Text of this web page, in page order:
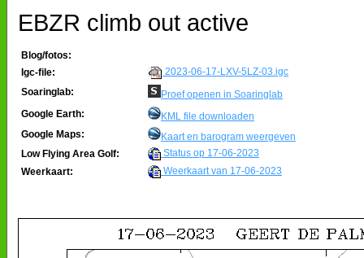
EBZR climb out active
Blog/fotos:
Igc-file:
2023-06-17-LXV-5LZ-03.igc
Soaringlab:
Proef openen in Soaringlab
Google Earth:
KML file downloaden
Google Maps:
Kaart en barogram weergeven
Low Flying Area Golf:
Status op 17-06-2023
Weerkaart:
Weerkaart van 17-06-2023